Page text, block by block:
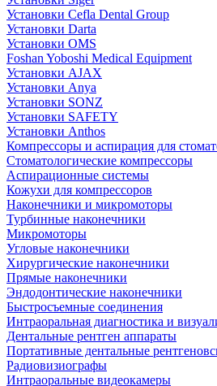
Установки Cefla Dental Group
Установки Darta
Установки OMS
Foshan Yoboshi Medical Equipment
Установки AJAX
Установки Anya
Установки SONZ
Установки SAFETY
Установки Anthos
Компрессоры и аспирация для
Стоматологические компрессоры
Аспирационные системы
Кожухи для компрессоров
Наконечники и микромоторы
Турбинные наконечники
Микромоторы
Угловые наконечники
Хирургические наконечники
Прямые наконечники
Эндодонтические наконечники
Быстросъемные соединения
Интраоральная диагностика и
Дентальные рентген аппараты
Портативные дентальные
Радиовизиографы
Интраоральные видеокамеры